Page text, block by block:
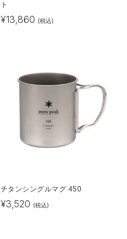
ト
¥13,860 (税込)
チタンシングルマグ 450
¥3,520 (税込)